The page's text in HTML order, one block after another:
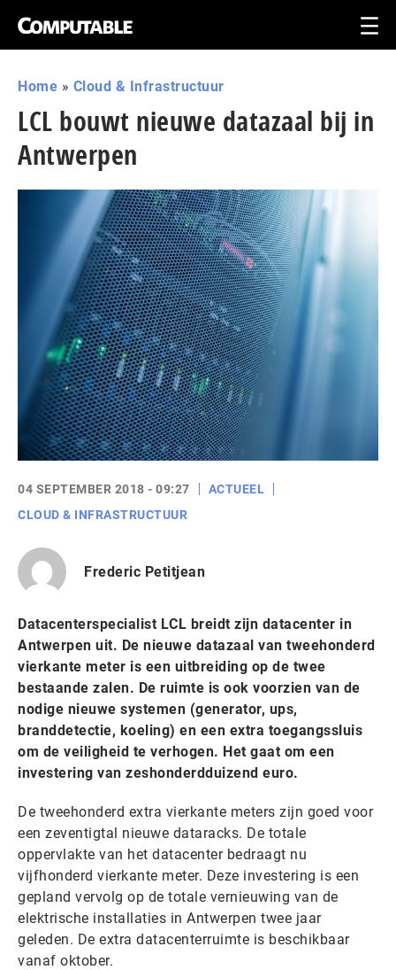
Home » Cloud & Infrastructuur
LCL bouwt nieuwe datazaal bij in
Antwerpen
04 SEPTEMBER 2018 - 09:27
ACTUEEL
CLOUD & INFRASTRUCTUUR
Frederic Petitjean
Datacenterspecialist LCL breidt zijn datacenter in
Antwerpen uit. De nieuwe datazaal van tweehonderd
vierkante meter is een uitbreiding op de twee
bestaande zalen. De ruimte is ook voorzien van de
nodige nieuwe systemen (generator, ups,
branddetectie, koeling) en een extra toegangssluis
om de veiligheid te verhogen. Het gaat om een
investering van zeshonderdduizend euro.
De tweehonderd extra vierkante meters zijn goed voor
een zeventigtal nieuwe dataracks. De totale
oppervlakte van het datacenter bedraagt nu
vijfhonderd vierkante meter. Deze investering is een
gepland vervolg op de totale vernieuwing van de
elektrische installaties in Antwerpen twee jaar
geleden. De extra datacenterruimte is beschikbaar
vanaf oktober.